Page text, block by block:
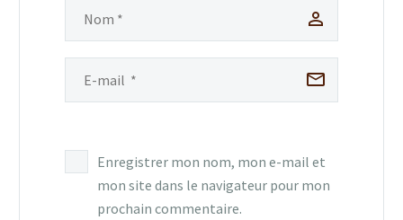
Enregistrer mon nom, mon e-mail et
mon site dans le navigateur pour mon
prochain commentaire.